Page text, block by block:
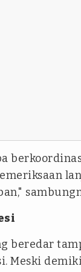
beredar
Meski